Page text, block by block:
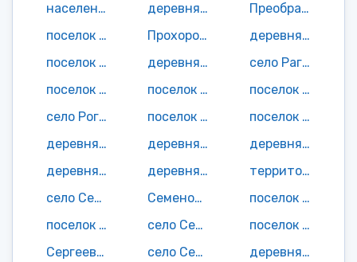
населенный пункт Почеп-2
деревня Починок
Преображенский поселок
поселок Прогресс
Прохоровский поселок
деревня Пукосино
поселок Путиловец
деревня Пушкари
село Рагозино
поселок городского типа Рамасуха
поселок Ратный Ров
поселок Речица
село Рогово
поселок Роща
поселок Роща
деревня Рудня
деревня Рудня
деревня Рукавичино
деревня Рябцы
деревня Савинки
территория Сдо Судость
село Селище
Семеновский поселок
поселок Семецкое Лесничество
поселок Семки
село Семцы
поселок Сергеевка
Сергеевский поселок
село Сетолово
деревня Сибеки